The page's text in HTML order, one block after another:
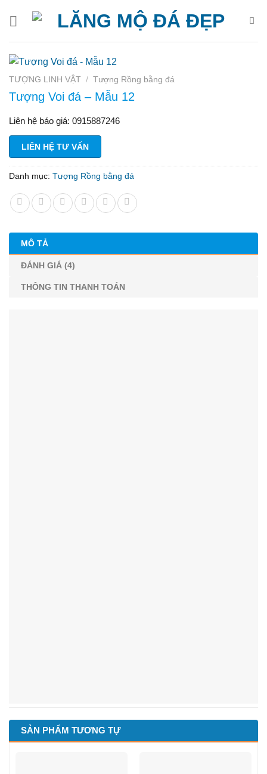
TƯỢNG LINH VẬT / Tượng Rồng bằng đá
Tượng Voi đá – Mẫu 12
Liên hệ báo giá: 0915887246
LIÊN HỆ TƯ VẤN
Danh mục: Tượng Rồng bằng đá
MÔ TẢ
ĐÁNH GIÁ (4)
THÔNG TIN THANH TOÁN
SẢN PHẨM TƯƠNG TỰ